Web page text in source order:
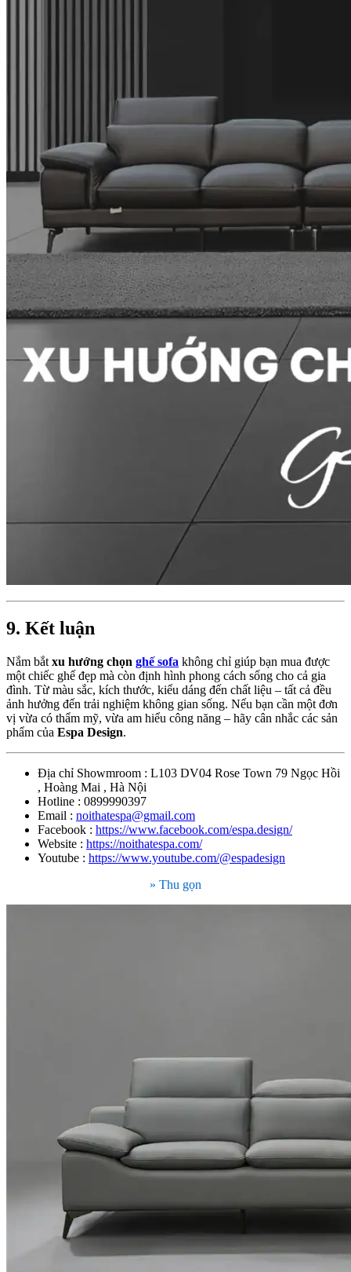
9. Kết luận
Nắm bắt xu hướng chọn ghế sofa không chỉ giúp bạn mua được
một chiếc ghế đẹp mà còn định hình phong cách sống cho cả gia
đình. Từ màu sắc, kích thước, kiểu dáng đến chất liệu – tất cả đều
ảnh hưởng đến trải nghiệm không gian sống. Nếu bạn cần một đơn
vị vừa có thẩm mỹ, vừa am hiểu công năng – hãy cân nhắc các sản
phẩm của Espa Design.
Địa chỉ Showmroom : L103 DV04 Rose Town 79 Ngọc Hồi
, Hoàng Mai , Hà Nội
Hotline : 0899990397
Email : noithatespa@gmail.com
Facebook : https://www.facebook.com/espa.design/
Website : https://noithatespa.com/
Youtube : https://www.youtube.com/@espadesign
» Thu gọn